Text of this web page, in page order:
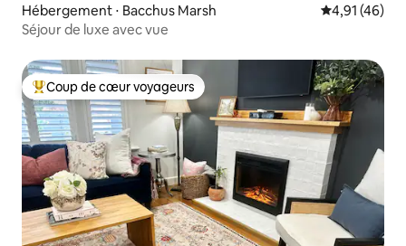
Hébergement ⋅ Bacchus Marsh Évaluation
4,91 (46)
Séjour de luxe avec vue
Coups de cœur voyageurs les plus appréciés
Coup de cœur voyageurs